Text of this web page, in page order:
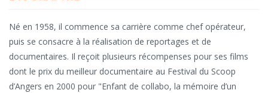
Né en 1958, il commence sa carrière comme chef opérateur,
puis se consacre à la réalisation de reportages et de
documentaires. Il reçoit plusieurs récompenses pour ses films
dont le prix du meilleur documentaire au Festival du Scoop
d’Angers en 2000 pour "Enfant de collabo, la mémoire d’un